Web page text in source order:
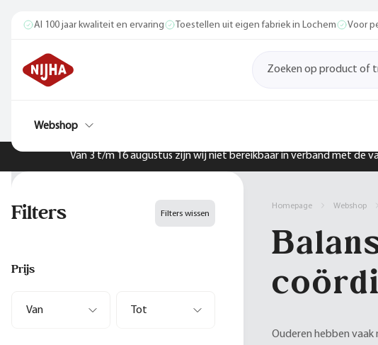
Van 3 t/m 16 augustus zijn wij niet bereikbaar in verband met de
Al 100 jaar kwaliteit en ervaring Toestellen uit eigen fabriek in Lochem Voor
Webshop
Filters Filters wissen
Prijs
Homepage Webshop
Ouderen hebben